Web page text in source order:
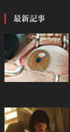
最新記事